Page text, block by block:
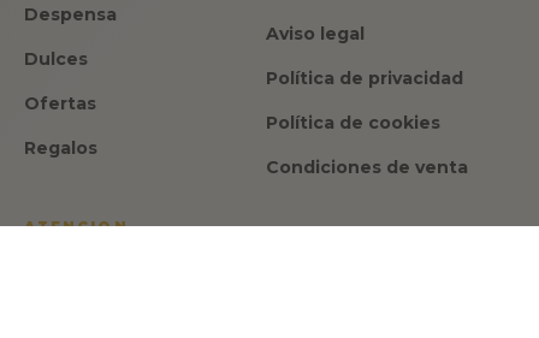
Despensa
Dulces
Ofertas
Regalos
Aviso legal
Política de privacidad
Política de cookies
Condiciones de venta
ATENCION